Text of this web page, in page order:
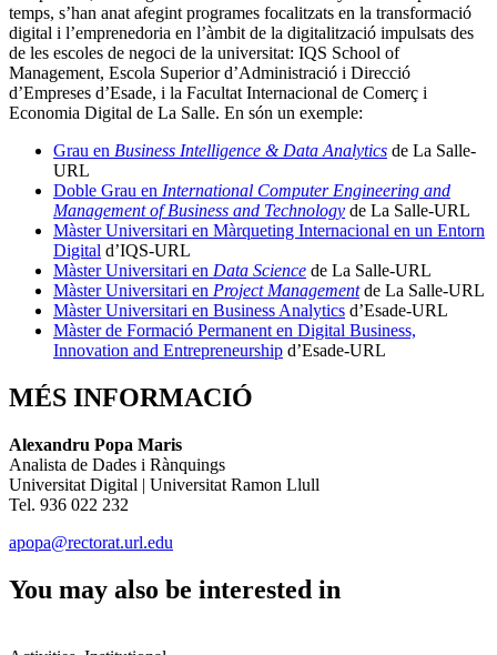
temps, s’han anat afegint programes focalitzats en la transformació
digital i l’emprenedoria en l’àmbit de la digitalització impulsats des
de les escoles de negoci de la universitat: IQS School of
Management, Escola Superior d’Administració i Direcció
d’Empreses d’Esade, i la Facultat Internacional de Comerç i
Economia Digital de La Salle. En són un exemple:
Grau en Business Intelligence & Data Analytics de La Salle-
URL
Doble Grau en International Computer Engineering and
Management of Business and Technology de La Salle-URL
Màster Universitari en Màrqueting Internacional en un Entorn
Digital d’IQS-URL
Màster Universitari en Data Science de La Salle-URL
Màster Universitari en Project Management de La Salle-URL
Màster Universitari en Business Analytics d’Esade-URL
Màster de Formació Permanent en Digital Business,
Innovation and Entrepreneurship d’Esade-URL
MÉS INFORMACIÓ
Alexandru Popa Maris
Analista de Dades i Rànquings
Universitat Digital | Universitat Ramon Llull
Tel. 936 022 232
apopa@rectorat.url.edu
You may also be interested in